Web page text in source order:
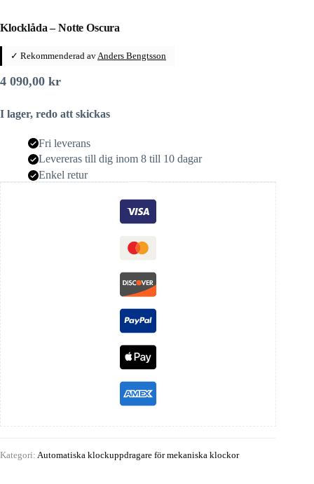
Klocklåda – Notte Oscura
✓ Rekommenderad av Anders Bengtsson
4 090,00 kr
I lager, redo att skickas
Fri leverans
Levereras till dig inom 8 till 10 dagar
Enkel retur
Kategori: Automatiska klockuppdragare för mekaniska klockor